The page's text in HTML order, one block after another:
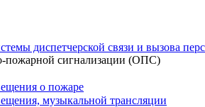
диспетчерской связи и вызова
пожарной сигнализации (ОПС)
о пожаре
музыкальной трансляции